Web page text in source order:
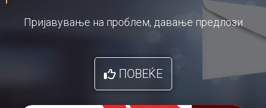
Пријавување на проблем, давање предлози
ПОВЕЌЕ